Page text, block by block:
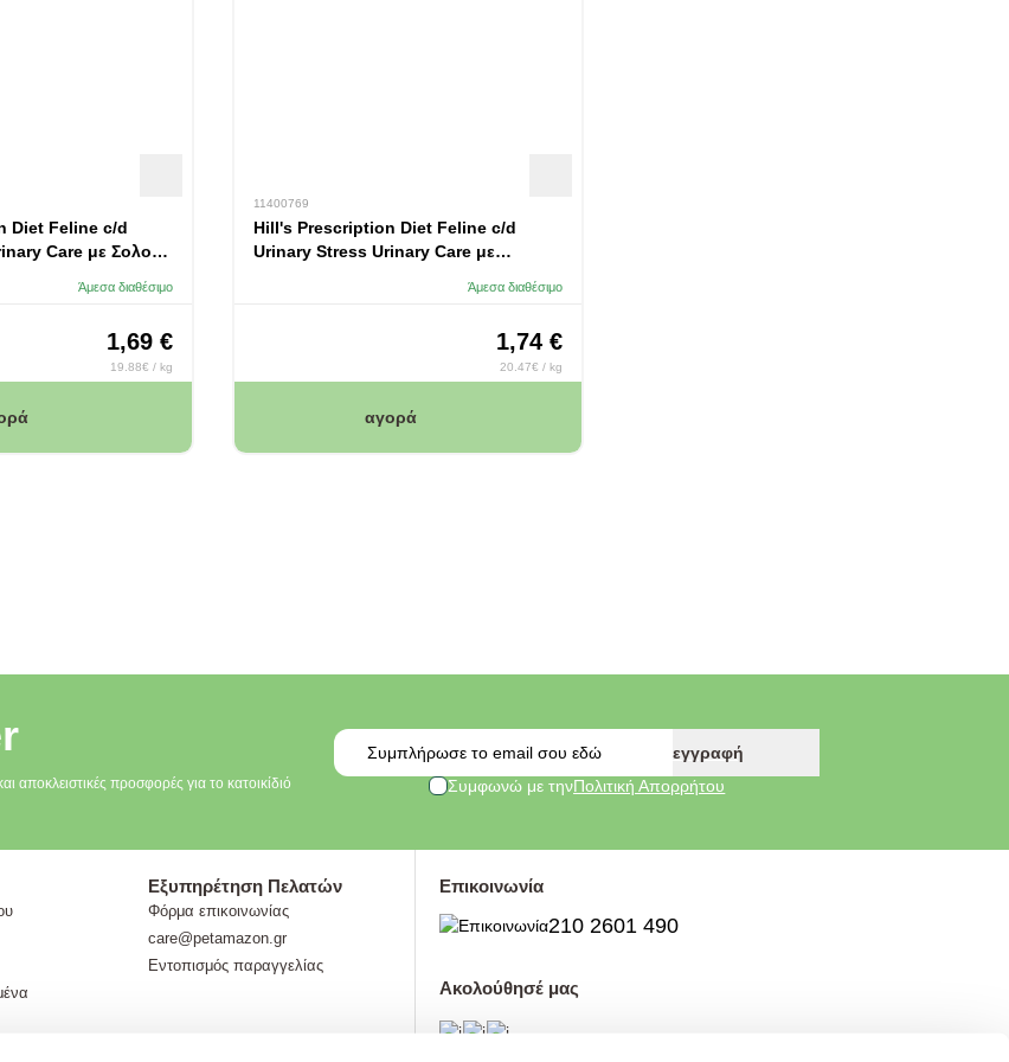
Diet Feline c/d
Care με Σολομό
Άμεσα διαθέσιμο
1,69 €
19.88€ / kg
11400769
Hill's Prescription Diet Feline c/d
Urinary Stress Urinary Care με
Άμεσα διαθέσιμο
1,74 €
20.47€ / kg
αγορά
αποκλειστικές προσφορές για το κατοικίδιό
Email
εγγραφή
Συμφωνώ με τηνΠολιτική Απορρήτου
Εξυπηρέτηση Πελατών
Φόρμα επικοινωνίας
care@petamazon.gr
Εντοπισμός παραγγελίας
Επικοινωνία
210 2601 490
Ακολούθησέ μας